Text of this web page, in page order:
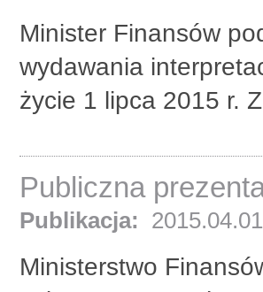
Minister Finansów
wydawania
życie 1 lipca 2015 r.
Publiczna
Publikacja:
Ministerstwo